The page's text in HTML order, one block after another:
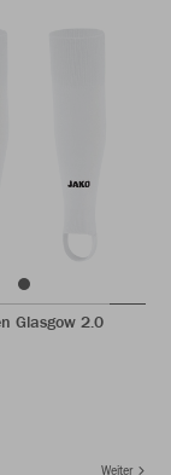
Glasgow 2.0
Weiter